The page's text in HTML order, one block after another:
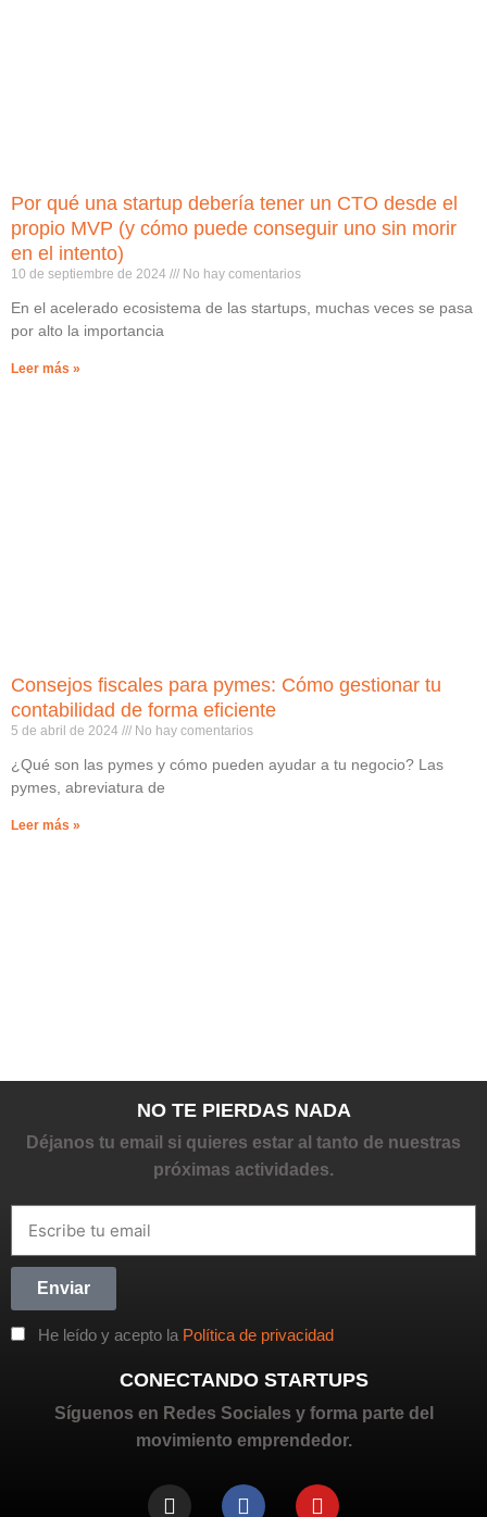
Por qué una startup debería tener un CTO desde el
propio MVP (y cómo puede conseguir uno sin morir
en el intento)
10 de septiembre de 2024 No hay comentarios
En el acelerado ecosistema de las startups, muchas veces se pasa
por alto la importancia
Leer más »
Consejos fiscales para pymes: Cómo gestionar tu
contabilidad de forma eficiente
5 de abril de 2024 No hay comentarios
¿Qué son las pymes y cómo pueden ayudar a tu negocio? Las
pymes, abreviatura de
Leer más »
NO TE PIERDAS NADA
Déjanos tu email si quieres estar al tanto de nuestras
próximas actividades.
He leído y acepto la Política de privacidad
Enviar
CONECTANDO STARTUPS
Síguenos en Redes Sociales y forma parte del
movimiento emprendedor.